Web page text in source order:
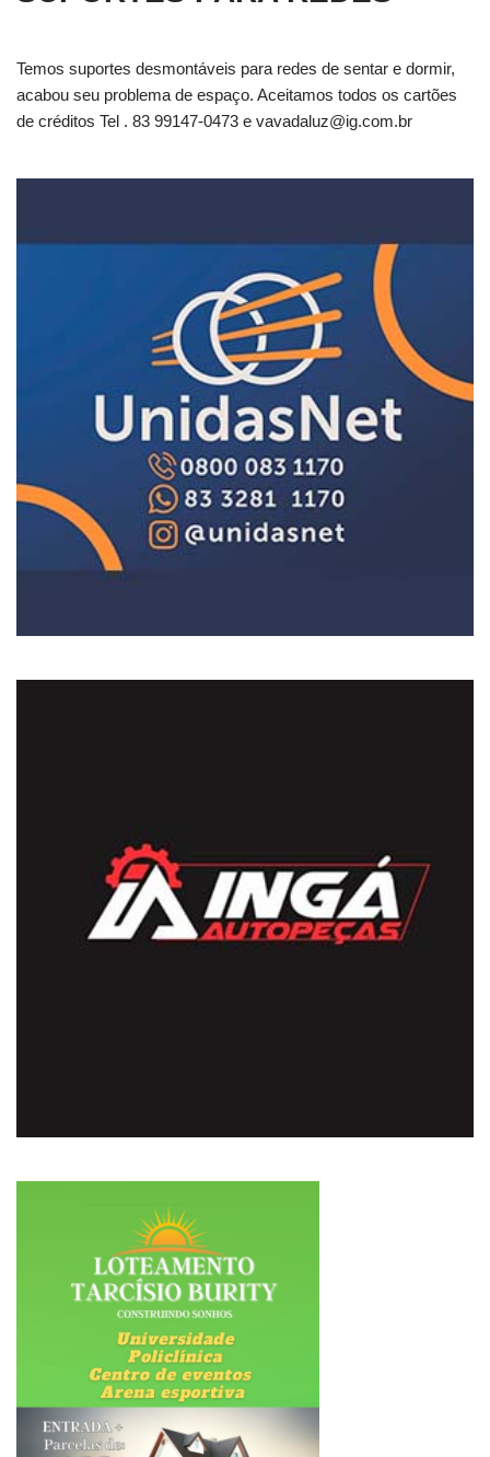
Temos suportes desmontáveis para redes de sentar e dormir,
acabou seu problema de espaço. Aceitamos todos os cartões
de créditos Tel . 83 99147-0473 e vavadaluz@ig.com.br